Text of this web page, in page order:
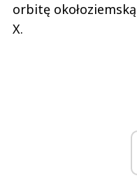
orbitę
X.